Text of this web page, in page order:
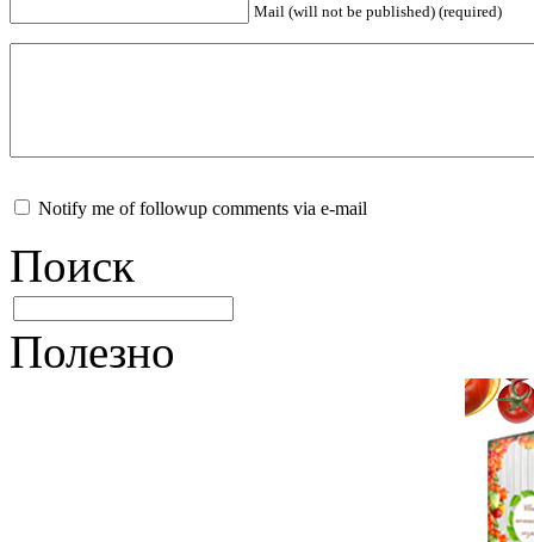
Mail (will not be published) (required)
Notify me of followup comments via e-mail
Поиск
Полезно